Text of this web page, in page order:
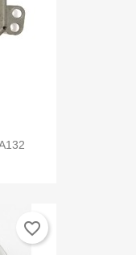
favorite_border